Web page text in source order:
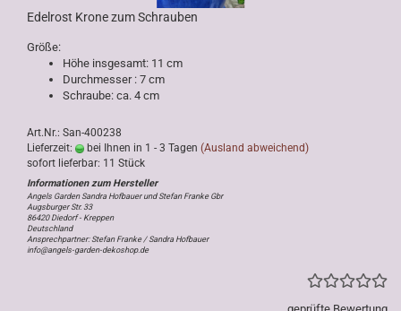
Edelrost Krone zum Schrauben
Größe:
Höhe insgesamt: 11 cm
Durchmesser : 7 cm
Schraube: ca. 4 cm
Art.Nr.: San-400238
Lieferzeit:
bei Ihnen in 1 - 3 Tagen (Ausland abweichend)
sofort lieferbar: 11 Stück
Angels Garden Sandra Hofbauer und Stefan Franke Gbr
Augsburger Str. 33
86420 Diedorf - Kreppen
Deutschland
Ansprechpartner: Stefan Franke / Sandra Hofbauer
info@angels-garden-dekoshop.de